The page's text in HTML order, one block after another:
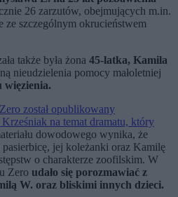
26 zarzutów, obejmujących m.in.
ze szczególnym okrucieństwem
także była żona 45-latka, Kamila
nieudzielenia pomocy małoletniej
więzienia.
został opublikowany
na temat dramatu, który
dowodowego wynika, że
pasierbicę, jej koleżanki oraz Kamilę
o charakterze zoofilskim. W
Zero udało się porozmawiać z
W. oraz bliskimi innych dzieci.